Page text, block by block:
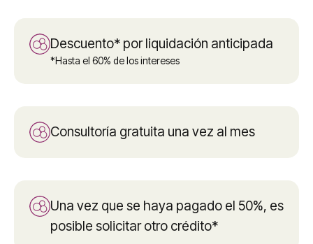
Descuento* por liquidación anticipada
*Hasta el 60% de los intereses
Consultoría gratuita una vez al mes
Una vez que se haya pagado el 50%, es
posible solicitar otro crédito*